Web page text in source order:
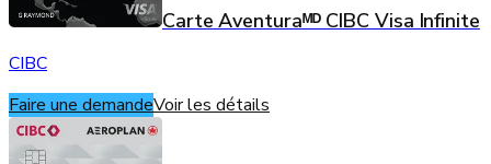
Carte Aventuraᴹᴰ CIBC Visa Infinite
CIBC
Faire une demandeVoir les détails